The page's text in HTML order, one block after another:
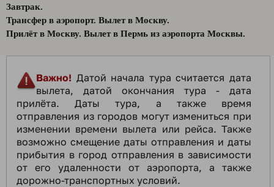
Завтрак.
Трансфер в аэропорт. Вылет в Москву.
Прилёт в Москву. Вылет в Пермь из аэропорта Москвы.
Важно! Датой начала тура считается дата
вылета, датой окончания тура - дата
прилёта. Даты тура, а также время
отправления из городов могут измениться при
изменении времени вылета или рейса. Также
возможно смещение даты отправления и даты
прибытия в город отправления в зависимости
от его удаленности от аэропорта, а также
дорожно-транспортных условий.